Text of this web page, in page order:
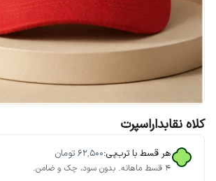
کلاه نقابداراسپرت
هر قسط با ترب‌پی:۶۲٬۵۰۰ تومان
۴ قسط ماهانه. بدون سود، چک و ضامن.